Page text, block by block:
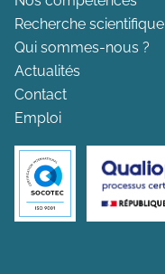
Recherche scientifique
Qui sommes-nous ?
Actualités
Contact
Emploi